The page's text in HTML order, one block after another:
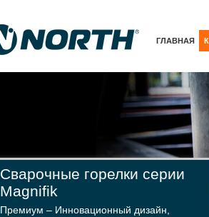
ГЛАВНАЯ
Сварочные горелки серии
Magnifik
Премиум – Инновационный дизайн,